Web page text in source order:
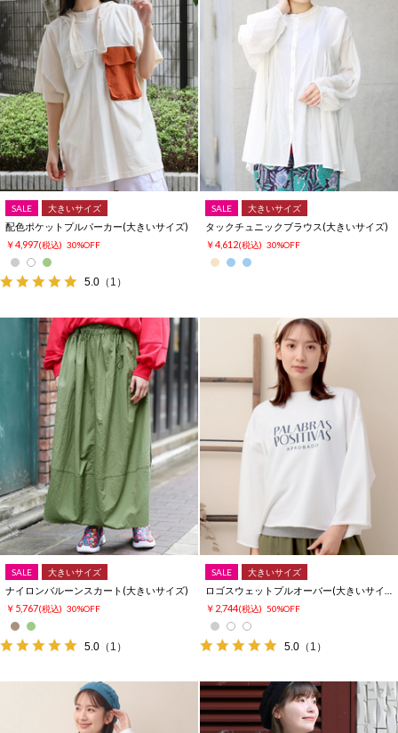
SALE 大きいサイズ
配色ポケットプルパーカー(大きいサイズ)
￥4,997(税込) 30%OFF
5.0 （1）
SALE 大きいサイズ
タックチュニックブラウス(大きいサイズ)
￥4,612(税込) 30%OFF
SALE 大きいサイズ
ナイロンバルーンスカート(大きいサイズ)
￥5,767(税込) 30%OFF
5.0 （1）
SALE 大きいサイズ
￥2,744(税込) 50%OFF
5.0 （1）